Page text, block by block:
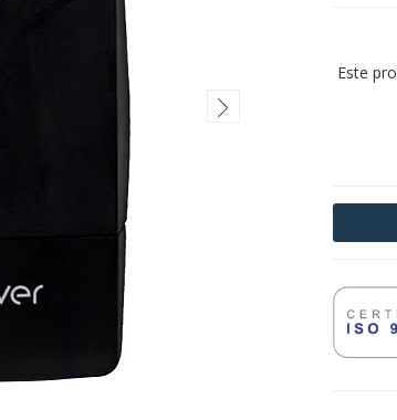
Este